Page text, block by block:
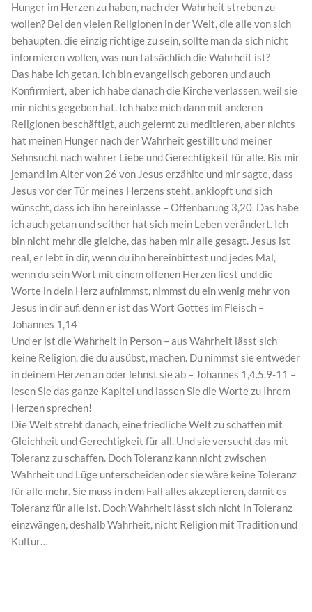
Hunger im Herzen zu haben, nach der Wahrheit streben zu
wollen? Bei den vielen Religionen in der Welt, die alle von sich
behaupten, die einzig richtige zu sein, sollte man da sich nicht
informieren wollen, was nun tatsächlich die Wahrheit ist?
Das habe ich getan. Ich bin evangelisch geboren und auch
Konfirmiert, aber ich habe danach die Kirche verlassen, weil sie
mir nichts gegeben hat. Ich habe mich dann mit anderen
Religionen beschäftigt, auch gelernt zu meditieren, aber nichts
hat meinen Hunger nach der Wahrheit gestillt und meiner
Sehnsucht nach wahrer Liebe und Gerechtigkeit für alle. Bis mir
jemand im Alter von 26 von Jesus erzählte und mir sagte, dass
Jesus vor der Tür meines Herzens steht, anklopft und sich
wünscht, dass ich ihn hereinlasse – Offenbarung 3,20. Das habe
ich auch getan und seither hat sich mein Leben verändert. Ich
bin nicht mehr die gleiche, das haben mir alle gesagt. Jesus ist
real, er lebt in dir, wenn du ihn hereinbittest und jedes Mal,
wenn du sein Wort mit einem offenen Herzen liest und die
Worte in dein Herz aufnimmst, nimmst du ein wenig mehr von
Jesus in dir auf, denn er ist das Wort Gottes im Fleisch –
Johannes 1,14
Und er ist die Wahrheit in Person – aus Wahrheit lässt sich
keine Religion, die du ausübst, machen. Du nimmst sie entweder
in deinem Herzen an oder lehnst sie ab – Johannes 1,4.5.9-11 –
lesen Sie das ganze Kapitel und lassen Sie die Worte zu Ihrem
Herzen sprechen!
Die Welt strebt danach, eine friedliche Welt zu schaffen mit
Gleichheit und Gerechtigkeit für all. Und sie versucht das mit
Toleranz zu schaffen. Doch Toleranz kann nicht zwischen
Wahrheit und Lüge unterscheiden oder sie wäre keine Toleranz
für alle mehr. Sie muss in dem Fall alles akzeptieren, damit es
Toleranz für alle ist. Doch Wahrheit lässt sich nicht in Toleranz
einzwängen, deshalb Wahrheit, nicht Religion mit Tradition und
Kultur…